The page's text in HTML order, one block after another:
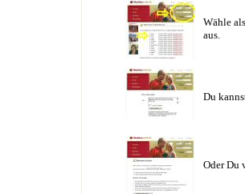
Wähle
aus.
Du
Oder Du